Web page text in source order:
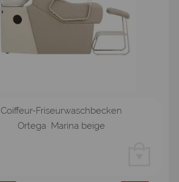
Coiffeur-Friseurwaschbecken
Ortega Marina beige